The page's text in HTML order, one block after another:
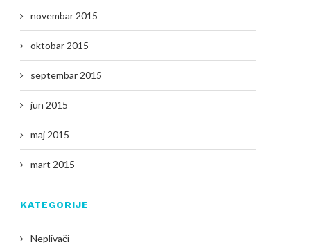
novembar 2015
oktobar 2015
septembar 2015
jun 2015
maj 2015
mart 2015
KATEGORIJE
Neplivači